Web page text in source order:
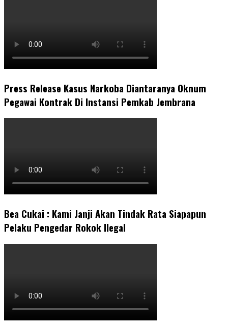
Press Release Kasus Narkoba Diantaranya Oknum
Pegawai Kontrak Di Instansi Pemkab Jembrana
Bea Cukai : Kami Janji Akan Tindak Rata Siapapun
Pelaku Pengedar Rokok Ilegal